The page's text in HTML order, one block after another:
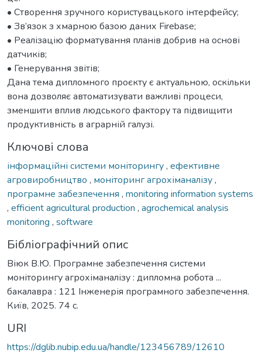
• Створення зручного користувацького інтерфейсу;
• Зв’язок з хмарною базою даних Firebase;
• Реалізацію форматування планів добрив на основі
датчиків;
• Генерування звітів;
Дана тема дипломного проєкту є актуальною, оскільки
вона дозволяє автоматизувати важливі процеси,
зменшити вплив людського фактору та підвищити
продуктивність в аграрній галузі.
Ключові слова
інформаційні системи моніторингу, ефективне
агровиробництво , моніторинг агрохіманалізу,
програмне забезпечення , monitoring information systems
, efficient agricultural production , agrochemical analysis
monitoring , software
Бібліографічний опис
Віюк В.Ю. Програмне забезпечення системи
моніторингу агрохіманалізу : дипломна робота ...
бакалавра : 121 Інженерія програмного забезпечення.
Київ, 2025. 74 с.
URI
https://dglib.nubip.edu.ua/handle/123456789/12610